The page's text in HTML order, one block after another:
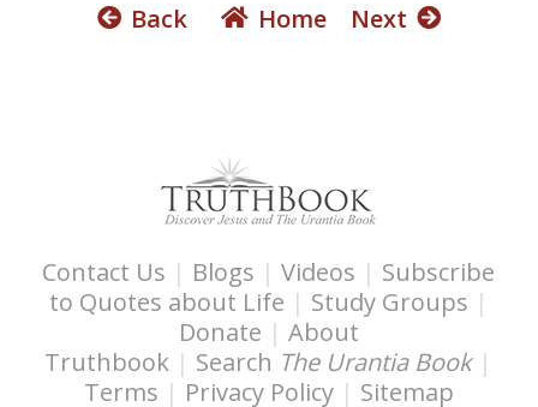
Back Home Next
Contact Us | Blogs |Videos | Subscribe
to Quotes about Life | Study Groups |
Donate | About
Truthbook | Search The Urantia Book |
Terms | Privacy Policy| Sitemap